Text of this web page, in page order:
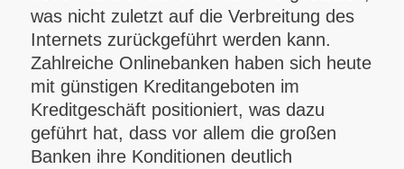
was nicht zuletzt auf die Verbreitung des
Internets zurückgeführt werden kann.
Zahlreiche Onlinebanken haben sich heute
mit günstigen Kreditangeboten im
Kreditgeschäft positioniert, was dazu
geführt hat, dass vor allem die großen
Banken ihre Konditionen deutlich